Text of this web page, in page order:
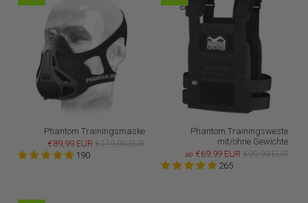
Phantom Trainingsmaske
€89,99 EUR €119,99 EUR
190
Phantom Trainingsweste
mit/ohne Gewichte
ab €69,99 EUR €99,99 EUR
265